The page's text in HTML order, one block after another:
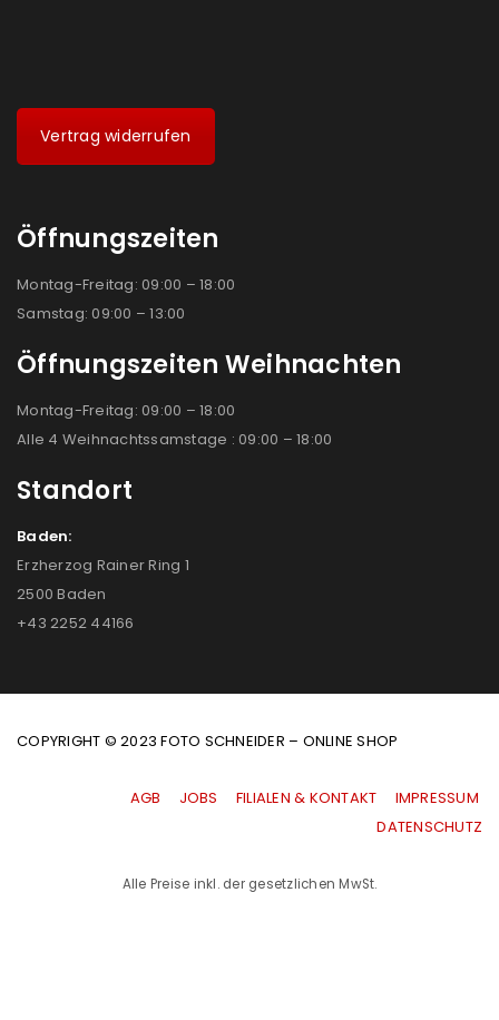
Vertrag widerrufen
Öffnungszeiten
Montag-Freitag: 09:00 – 18:00
Samstag: 09:00 – 13:00
Öffnungszeiten Weihnachten
Montag-Freitag: 09:00 – 18:00
Alle 4 Weihnachtssamstage : 09:00 – 18:00
Standort
Baden:
Erzherzog Rainer Ring 1
2500 Baden
+43 2252 44166
COPYRIGHT © 2023 FOTO SCHNEIDER – ONLINE SHOP
AGB JOBS FILIALEN & KONTAKT
IMPRESSUM
|DATENSCHUTZ
Alle Preise inkl. der gesetzlichen MwSt.